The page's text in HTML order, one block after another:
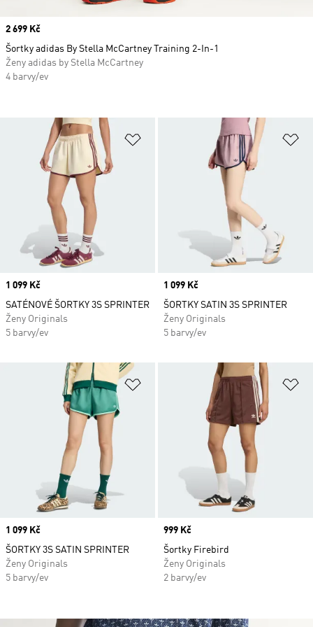
Přidat do seznamu přání
Price
1 099 Kč
SATÉNOVÉ ŠORTKY 3S SPRINTER
Ženy Originals
5 barvy/ev
Price
1 099 Kč
ŠORTKY SATIN 3S SPRINTER
Ženy Originals
5 barvy/ev
Přidat do seznamu přání
Price
1 099 Kč
ŠORTKY 3S SATIN SPRINTER
Ženy Originals
5 barvy/ev
Price
999 Kč
Šortky Firebird
Ženy Originals
2 barvy/ev
Price
2 699 Kč
Šortky adidas By Stella McCartney Training 2-In-1
Ženy adidas by Stella McCartney
4 barvy/ev